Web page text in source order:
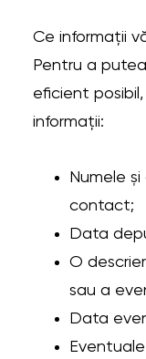
Ce informații
Pentru a
eficient
informații:
Numele
contact;
Data
O
sau a
Data